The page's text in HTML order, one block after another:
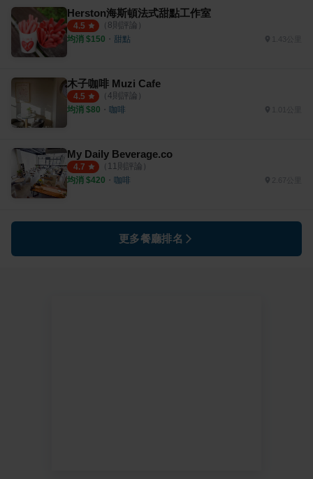
Herston海斯頓法式甜點工作室
4.5 （ 8則評論）
均消 $150 ・ 甜點
木子咖啡 Muzi Cafe
4.5 （ 4則評論）
均消 $80 ・ 咖啡
My Daily Beverage.co
4.7 （ 11則評論）
均消 $420 ・ 咖啡
更多餐廳排名